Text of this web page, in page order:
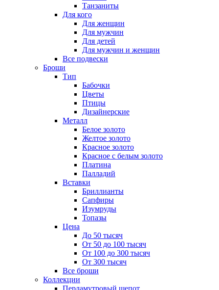
Танзаниты
Для кого
Для женщин
Для мужчин
Для детей
Для мужчин и женщин
Все подвески
Броши
Тип
Бабочки
Цветы
Птицы
Дизайнерские
Металл
Белое золото
Желтое золото
Красное золото
Красное с белым золото
Платина
Палладий
Вставки
Бриллианты
Сапфиры
Изумруды
Топазы
Цена
До 50 тысяч
От 50 до 100 тысяч
От 100 до 300 тысяч
От 300 тысяч
Все броши
Коллекции
Перламутровый шепот